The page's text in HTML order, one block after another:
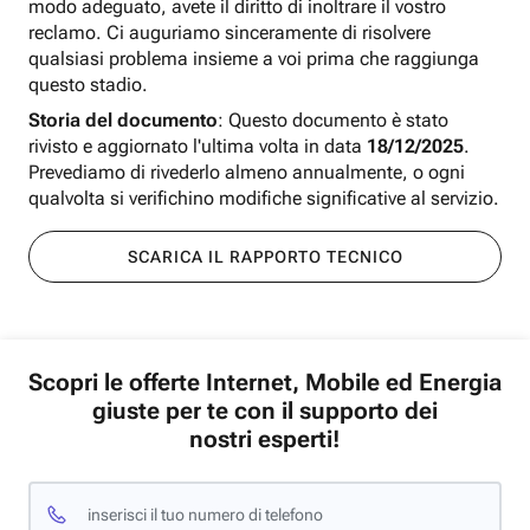
modo adeguato, avete il diritto di inoltrare il vostro
reclamo. Ci auguriamo sinceramente di risolvere
qualsiasi problema insieme a voi prima che raggiunga
questo stadio.
Storia del documento: Questo documento è stato
rivisto e aggiornato l'ultima volta in data 18/12/2025.
Prevediamo di rivederlo almeno annualmente, o ogni
qualvolta si verifichino modifiche significative al servizio.
SCARICA IL RAPPORTO TECNICO
Scopri le offerte Internet, Mobile ed Energia
giuste per te con il supporto dei
nostri esperti!
inserisci il tuo numero di telefono